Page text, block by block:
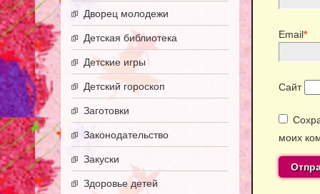
Email*
Сайт
моих
Дворец молодежи
Детская библиотека
Детские игры
Детский гороскоп
Заготовки
Законодательство
Закуски
Здоровье детей